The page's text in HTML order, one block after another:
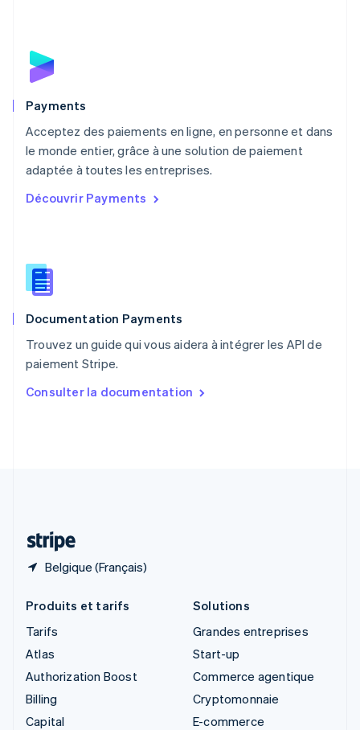
Payments
Acceptez des paiements en ligne, en personne et dans
le monde entier, grâce à une solution de paiement
adaptée à toutes les entreprises.
Découvrir Payments
Documentation Payments
Trouvez un guide qui vous aidera à intégrer les API de
paiement Stripe.
Consulter la documentation
Belgique (Français)
Norvège
English
English
NederlandsEnglish
Pologne
English
PortuguêsEnglish
English
Roumanie
Royaume-Uni
Singapour
English 简体中文
English
Produits et tarifs
Tarifs
Atlas
Authorization Boost
Billing
Capital
Solutions
Grandes entreprises
Start-up
Commerce agentique
Cryptomonnaie
E-commerce